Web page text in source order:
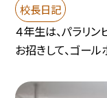
校長日記
４年生は、パラリ
お招きして、ゴール